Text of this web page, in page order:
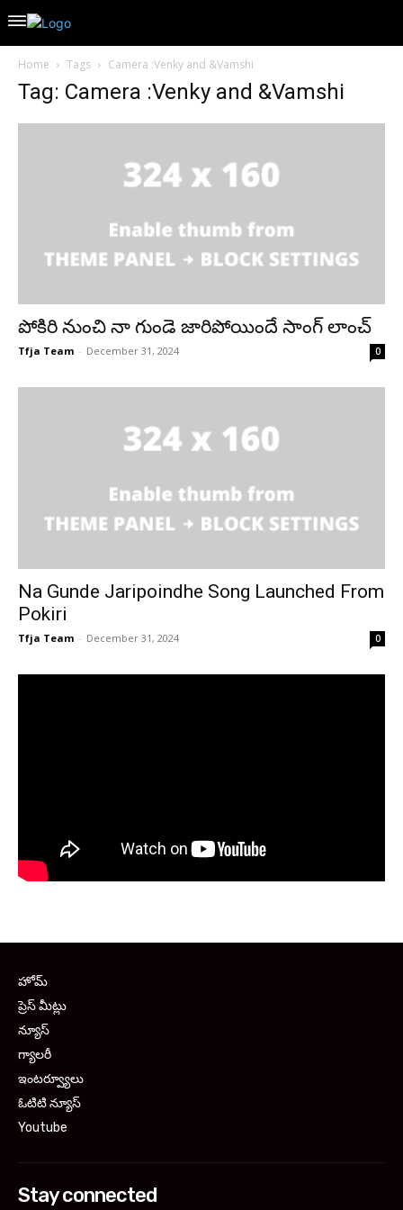
Home Tags Camera :Venky and &Vamshi
Tag: Camera :Venky and &Vamshi
పోకిరి నుంచి నా గుండె జారిపోయిందే సాంగ్ లాంచ్
Tfja Team - December 31, 2024 0
Na Gunde Jaripoindhe Song Launched From
Pokiri
Tfja Team - December 31, 2024 0
హోమ్
ప్రెస్ మీట్లు
న్యూస్
గ్యాలరీ
ఇంటర్వ్యూలు
ఓటిటి న్యూస్
Youtube
Stay connected